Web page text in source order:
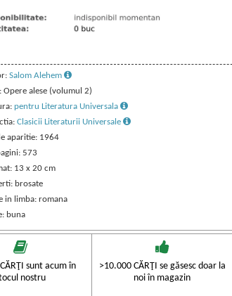
Salom Alehem
Opere alese (volumul 2)
pentru Literatura Universala
Clasicii Literaturii Universale
aparitie: 1964
573
13 x 20 cm
brosate
in limba: romana
buna
sunt acum în
nostru
>10.000 CĂRŢI se găsesc doar la
noi în magazin